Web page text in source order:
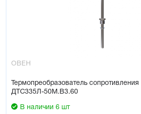
ОВЕН
Термопреобразователь сопротивления
ДТС335Л-50М.В3.60
В наличии 6 шт